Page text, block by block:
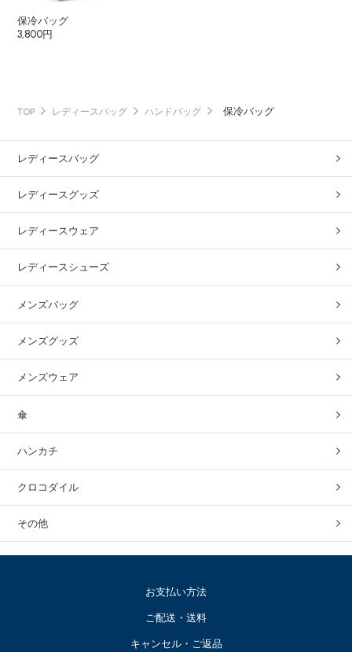
保冷バッグ
3,800円
TOP レディースバッグ ハンドバッグ 保冷バッグ
レディースバッグ
レディースグッズ
レディースウェア
レディースシューズ
メンズバッグ
メンズグッズ
メンズウェア
傘
ハンカチ
クロコダイル
その他
お支払い方法
ご配送・送料
キャンセル・ご返品